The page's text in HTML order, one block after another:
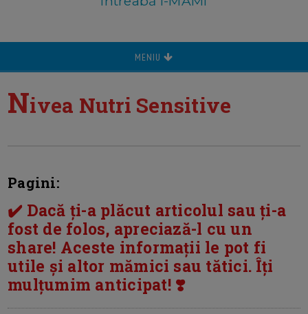
MENIU
Nivea Nutri Sensitive
Pagini:
✔️ Dacă ți-a plăcut articolul sau ți-a
fost de folos, apreciază-l cu un
share! Aceste informații le pot fi
utile și altor mămici sau tătici. Îți
mulțumim anticipat! ❣️